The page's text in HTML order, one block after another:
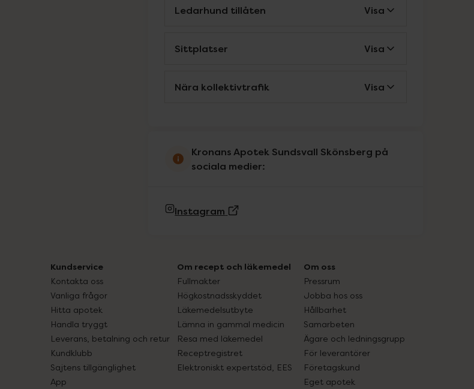
Ledarhund tillåten Visa
Sittplatser Visa
Nära kollektivtrafik Visa
Kronans Apotek Sundsvall Skönsberg på
sociala medier:
Instagram
Kundservice
Kontakta oss
Vanliga frågor
Hitta apotek
Handla tryggt
Leverans, betalning och retur
Kundklubb
Sajtens tillgänglighet
App
Om recept och läkemedel
Fullmakter
Högkostnadsskyddet
Läkemedelsutbyte
Lämna in gammal medicin
Resa med läkemedel
Receptregistret
Elektroniskt expertstöd, EES
Om oss
Pressrum
Jobba hos oss
Hållbarhet
Samarbeten
Ägare och ledningsgrupp
För leverantörer
Företagskund
Eget apotek